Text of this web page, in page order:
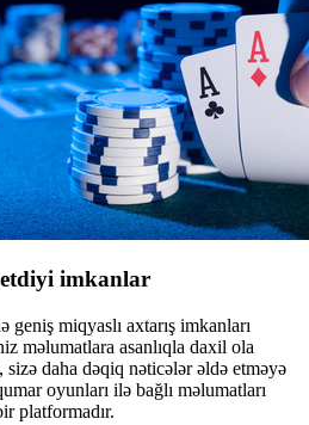
etdiyi imkanlar
miqyaslı axtarış imkanları
məlumatlara asanlıqla daxil ola
daha dəqiq nəticələr əldə etməyə
oyunları ilə bağlı məlumatları
platformadır.